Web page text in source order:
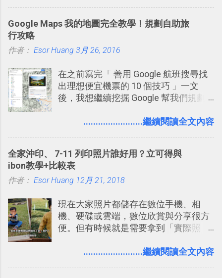
有機會在一個專案合作中使用了 Slack
點： 1. 「 很有趣 」： Slack 裡擁有跟
聊天打屁、傳送有趣影音圖文的功能。
2. 「 有效率 」：但是 Slack 的頻道、群
組機制讓茶水間的聊天，不會干擾工作
事可以從聊天中記錄重點。 3. 「 有彈性
的軟體則讓同事可以在任何地方和公司
保持聯繫。 如果你需要中文版的同類平
台，可以參考： JANDI 高效率團隊通訊
戶 。 2017/3 新增 ： Sortd for Slack：
改造 Slack 討論串介面變成專案任務排
程看板
Google Maps 我的地圖完全教學！規劃自助旅
行攻略
作者： Esor Huang 3月 26, 2016
在之前寫完「 善用 Google 航班搜尋找
出理想便宜機票的 10 個技巧 」一文
後，我想繼續挖掘 Google 幫我們規劃
入的來聊聊 Google 的「我的地圖」服
線，對商務需求來說可以打造出一張一
張資料地圖（例如我之前在製作一本新
書時建立的「 台灣推薦空拍地點地圖
規劃自助旅行路線！ Google 「我的地
圖」在規劃自助旅行路線時可以解決許
多問題： 國外地點名稱地址常常難懂，
稱。 在規劃路線之外，自訂地圖還能補
........................繼續閱讀全文內容
全家沖印、 7-11 列印照片誰好用？立可得與
ibon教學+比較表
作者： Esor Huang 12月 21, 2018
現在大家照片都儲存在數位手機、相
機、硬碟或雲端，數位欣賞與分享很方
便。但有時候就是需要拿到「實際照
要製作家庭相框 用照片來當小禮物 把照
........................繼續閱讀全文內容